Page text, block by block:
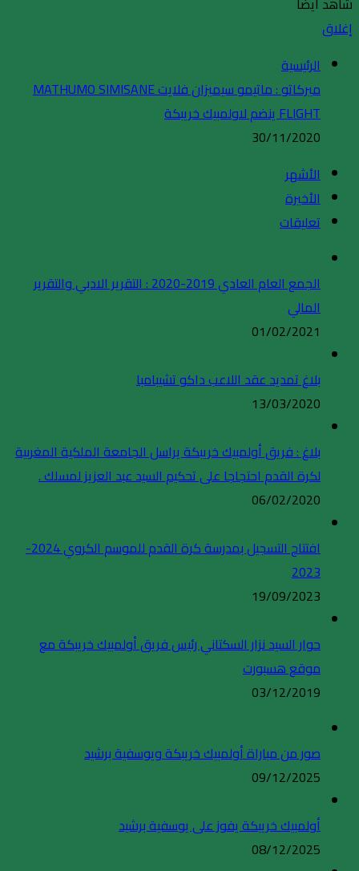
إغلاق
الرئيسية
ميركاتو : ماتيمو سيميزان فلايت MATHUMO SIMISANE
FLIGHT ينضم لاولمبيك خريبكة
30/11/2020
الأشهر
الأخيرة
تعليقات
الجمع العام العادي 2019-2020 : التقرير الادبي والتقرير
المالي
01/02/2021
بلاغ تمديد عقد اللاعب داكو تشيبامبا
13/03/2020
بلاغ : فريق أولمبيك خريبكة يراسل الجامعة الملكية المغربية
لكرة القدم احتجاجا على تحكيم السيد عبد العزيز لمسلك .
06/02/2020
افتتاح التسجيل بمدرسة كرة القدم للموسم الكروي 2024-
2023
19/09/2023
حوار السيد نزار السكتاني رئيس فريق أولمبيك خريبكة مع
موقع هسبورت
03/12/2019
صور من مباراة أولمبيك خريبكة ويوسفية برشيد
09/12/2025
أولمبيك خريبكة يفوز على يوسفية برشيد
08/12/2025